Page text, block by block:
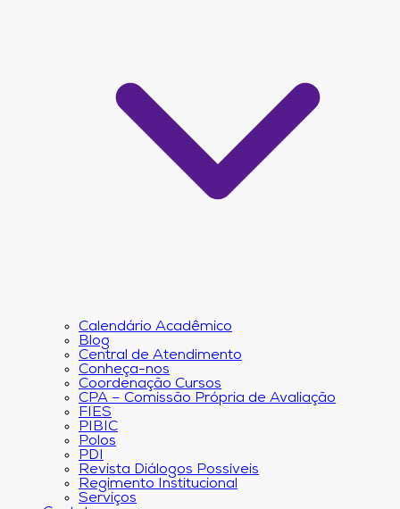
Calendário Acadêmico
Blog
Central de Atendimento
Conheça-nos
Coordenação Cursos
CPA – Comissão Própria de Avaliação
FIES
PIBIC
Polos
PDI
Revista Diálogos Possíveis
Regimento Institucional
Serviços